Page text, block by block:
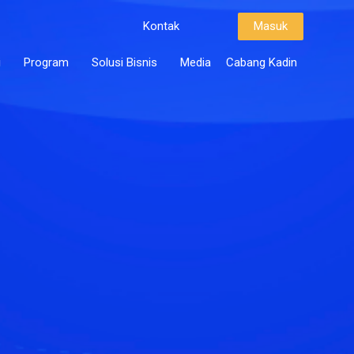
Kontak Masuk
Program Solusi Bisnis Media Cabang Kadin